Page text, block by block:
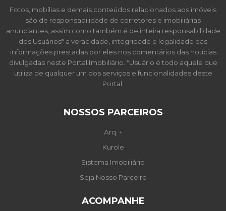
Fotos, mobílias e demais conteúdos relacionados aos imóveis
são de responsabilidade de corretores e imobiliárias
anunciantes, assim como também é de inteira responsabilidade
dos Usuários* a veracidade, integridade e legalidade das
informações prestadas por eles nos comentários das notícias
divulgadas neste Portal Imobiliário. *Usuário é todo aquele que
utiliza de qualquer um dos serviços e funcionalidades deste
Portal.
NOSSOS PARCEIROS
Arq. +
Kurole
Sistema Imobiliário
Seja Nosso Parceiro
ACOMPANHE